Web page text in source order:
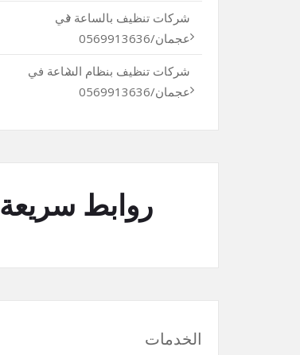
شركات تنظيف بالساعة في
عجمان/0569913636
شركات تنظيف بنظام الساعة في
عجمان/0569913636
روابط سريعة
الخدمات